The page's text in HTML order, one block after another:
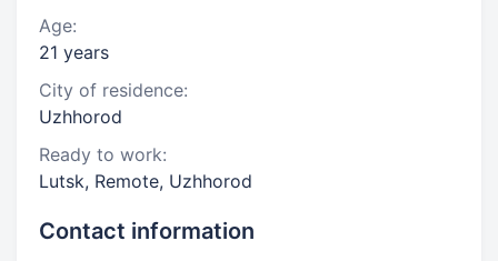
Age:
21 years
City of residence:
Uzhhorod
Ready to work:
Lutsk, Remote, Uzhhorod
Contact information